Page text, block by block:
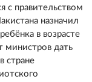
с правительством
назначил
в возрасте
министров дать
стране